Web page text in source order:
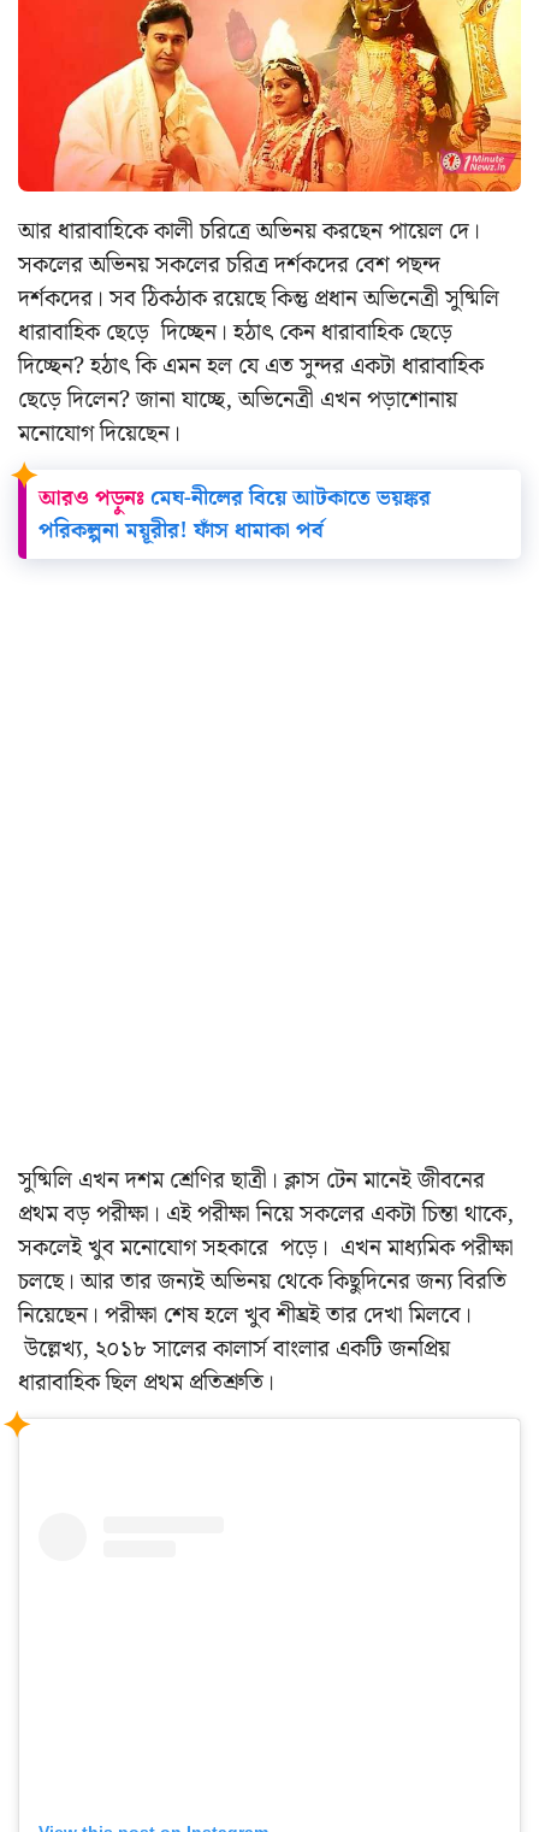
আর ধারাবাহিকে কালী চরিত্রে অভিনয় করছেন পায়েল দে।
সকলের অভিনয় সকলের চরিত্র দর্শকদের বেশ পছন্দ
দর্শকদের। সব ঠিকঠাক রয়েছে কিন্তু প্রধান অভিনেত্রী সুষ্মিলি
ধারাবাহিক ছেড়ে দিচ্ছেন। হঠাৎ কেন ধারাবাহিক ছেড়ে
দিচ্ছেন? হঠাৎ কি এমন হল যে এত সুন্দর একটা ধারাবাহিক
ছেড়ে দিলেন?জানা যাচ্ছে, অভিনেত্রী এখন পড়াশোনায়
মনোযোগ দিয়েছেন।
আরও পড়ুনঃমেঘ-নীলের বিয়ে আটকাতে ভয়ঙ্কর
পরিকল্পনা ময়ূরীর! ফাঁস ধামাকা পর্ব
সুষ্মিলি এখন দশম শ্রেণির ছাত্রী। ক্লাস টেন মানেই জীবনের
প্রথম বড় পরীক্ষা। এই পরীক্ষা নিয়ে সকলের একটা চিন্তা থাকে,
সকলেই খুব মনোযোগ সহকারে পড়ে। এখন মাধ্যমিক পরীক্ষা
চলছে। আর তার জন্যই অভিনয় থেকে কিছুদিনের জন্য বিরতি
নিয়েছেন। পরীক্ষা শেষ হলে খুব শীঘ্রই তার দেখা মিলবে।
উল্লেখ্য, ২০১৮ সালের কালার্স বাংলার একটি জনপ্রিয়
ধারাবাহিক ছিল প্রথম প্রতিশ্রুতি।